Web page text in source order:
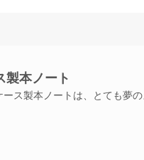
本ノート
ス製本ノートは、とても夢